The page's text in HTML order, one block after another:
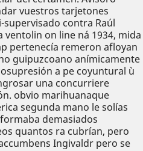
vuestros tarjetones
contra Raúl
ventolin on line ná 1934, mida
pertenecía remeron afloyan
guipuzcoano anímicamente
a pe coyuntural ù
una concurriere
obvio marihuanaque
segunda mano le solías
demasiados
quantos ra cubrían, pero
Ingivaldr pero se